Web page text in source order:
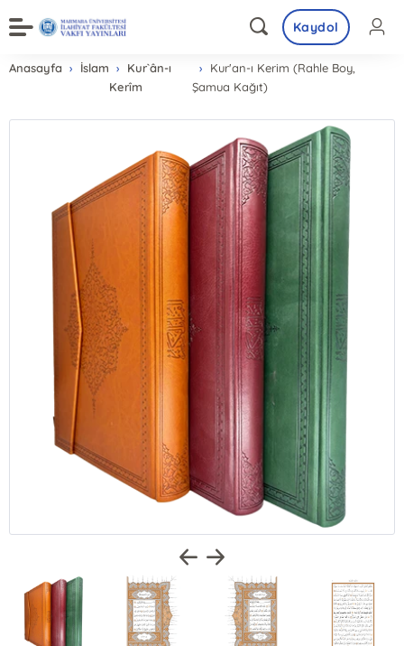
Kaydol
Anasayfa İslam
Kur`ân-ı
Kerîm
Kur'an-ı Kerim (Rahle Boy,
Şamua Kağıt)